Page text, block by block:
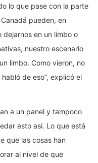
lo que pase con la parte
pueden, en
dejarnos en un limbo o
nuestro escenario
limbo. Como vieron, no
de eso”, explicó el
a un panel y tampoco
esto así. Lo que está
que las cosas han
al nivel de que